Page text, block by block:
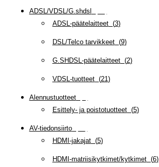
ADSL/VDSL/G.shdsl
ADSL-päätelaitteet(3)
DSL/Telco tarvikkeet(9)
G.SHDSL-päätelaitteet(2)
VDSL-tuotteet(21)
Alennustuotteet(
Esittely- ja poistotuotteet(5)
AV-tiedonsiirto(
HDMI-jakajat(5)
HDMI-matriisikytkimet/kytkimet(6)